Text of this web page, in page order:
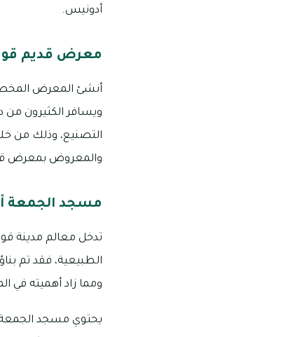
أدونيس.
معرض قديم
أنشئ المعرض
ويسافر الكثيرون من
التصنيع، وذلك من
والمعروض بمعرض
مسجد الجمعة
تدخل معالم مدينة
ومما زاد أهميته في
يحتوي مسجد